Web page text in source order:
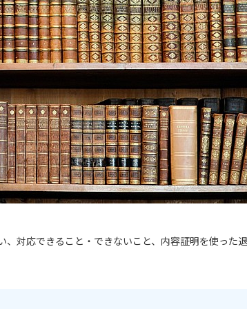
対応できること・できないこと、内容証明を使った